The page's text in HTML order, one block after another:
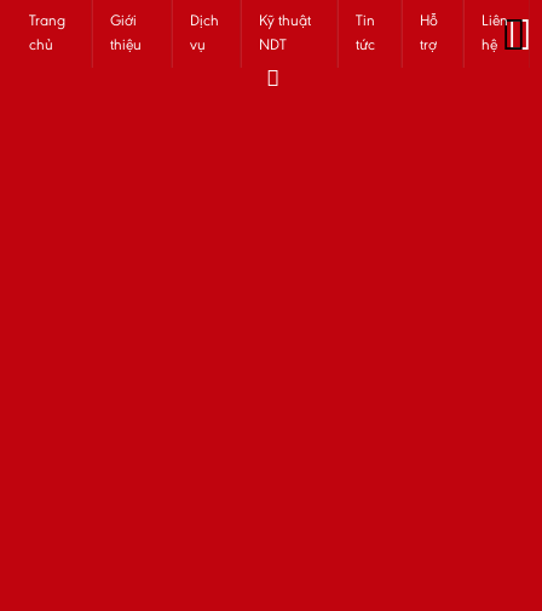
Trang
chủ
Giới
thiệu
Dịch
vụ
Kỹ thuật
NDT
Tin
tức
Hỗ
trợ
Liên
hệ